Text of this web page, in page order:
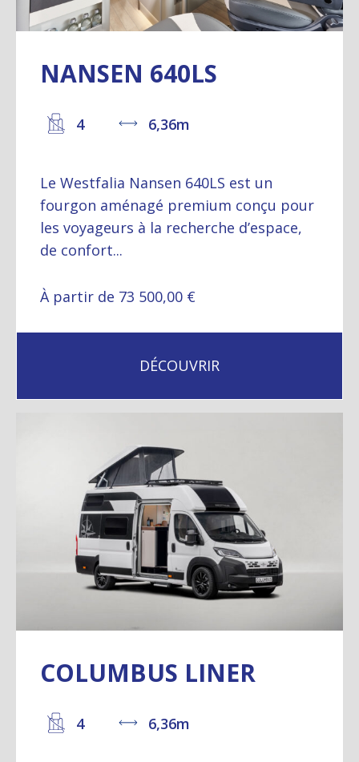
NANSEN 640LS
4 6,36m
Le Westfalia Nansen 640LS est un
fourgon aménagé premium conçu pour
les voyageurs à la recherche d’espace,
de confort...
À partir de 73 500,00 €
DÉCOUVRIR
COLUMBUS LINER
4 6,36m